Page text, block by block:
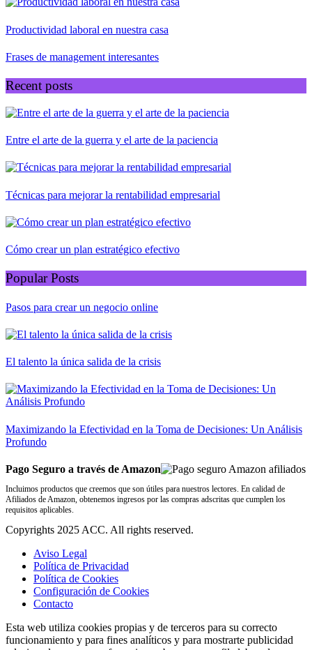
Productividad laboral en nuestra casa
Frases de management interesantes
Recent posts
Entre el arte de la guerra y el arte de la paciencia
Técnicas para mejorar la rentabilidad empresarial
Cómo crear un plan estratégico efectivo
Popular Posts
Pasos para crear un negocio online
El talento la única salida de la crisis
Maximizando la Efectividad en la Toma de Decisiones: Un Análisis
Profundo
Pago Seguro a través de Amazon
Incluimos productos que creemos que son útiles para nuestros lectores. En calidad de
Afiliados de Amazon, obtenemos ingresos por las compras adscritas que cumplen los
requisitos aplicables.
Copyrights 2025 ACC. All rights reserved.
Aviso Legal
Política de Privacidad
Política de Cookies
Configuración de Cookies
Contacto
Esta web utiliza cookies propias y de terceros para su correcto
funcionamiento y para fines analíticos y para mostrarte publicidad